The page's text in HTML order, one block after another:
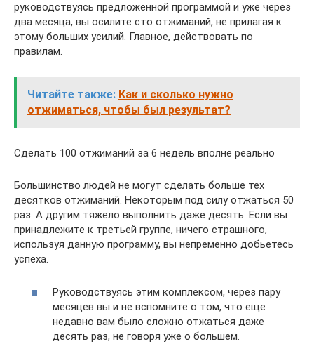
руководствуясь предложенной программой и уже через
два месяца, вы осилите сто отжиманий, не прилагая к
этому больших усилий. Главное, действовать по
правилам.
Читайте также: Как и сколько нужно
отжиматься, чтобы был результат?
Сделать 100 отжиманий за 6 недель вполне реально
Большинство людей не могут сделать больше тех
десятков отжиманий. Некоторым под силу отжаться 50
раз. А другим тяжело выполнить даже десять. Если вы
принадлежите к третьей группе, ничего страшного,
используя данную программу, вы непременно добьетесь
успеха.
Руководствуясь этим комплексом, через пару
месяцев вы и не вспомните о том, что еще
недавно вам было сложно отжаться даже
десять раз, не говоря уже о большем.